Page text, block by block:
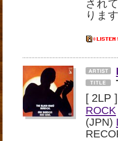
され
りま
[ 2LP ]
ROCK
(JPN)